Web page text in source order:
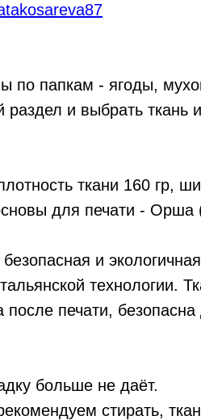
по папкам - ягоды,
раздел и выбрать ткань
ткани 160 гр,
для печати - Орша
и
технологии.
после печати,
больше не даёт.
стирать,